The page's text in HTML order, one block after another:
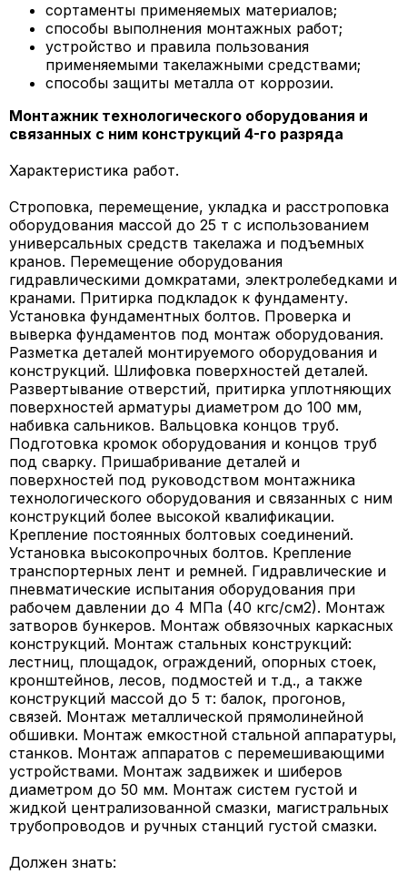
сортаменты применяемых материалов;
способы выполнения монтажных работ;
устройство и правила пользования
применяемыми такелажными средствами;
способы защиты металла от коррозии.
Монтажник технологического оборудования и
связанных с ним конструкций 4-го разряда
Характеристика работ.
Строповка, перемещение, укладка и расстроповка
оборудования массой до 25 т с использованием
универсальных средств такелажа и подъемных
кранов. Перемещение оборудования
гидравлическими домкратами, электролебедками и
кранами. Притирка подкладок к фундаменту.
Установка фундаментных болтов. Проверка и
выверка фундаментов под монтаж оборудования.
Разметка деталей монтируемого оборудования и
конструкций. Шлифовка поверхностей деталей.
Развертывание отверстий, притирка уплотняющих
поверхностей арматуры диаметром до 100 мм,
набивка сальников. Вальцовка концов труб.
Подготовка кромок оборудования и концов труб
под сварку. Пришабривание деталей и
поверхностей под руководством монтажника
технологического оборудования и связанных с ним
конструкций более высокой квалификации.
Крепление постоянных болтовых соединений.
Установка высокопрочных болтов. Крепление
транспортерных лент и ремней. Гидравлические и
пневматические испытания оборудования при
рабочем давлении до 4 МПа (40 кгс/см2). Монтаж
затворов бункеров. Монтаж обвязочных каркасных
конструкций. Монтаж стальных конструкций:
лестниц, площадок, ограждений, опорных стоек,
кронштейнов, лесов, подмостей и т.д., а также
конструкций массой до 5 т: балок, прогонов,
связей. Монтаж металлической прямолинейной
обшивки. Монтаж емкостной стальной аппаратуры,
станков. Монтаж аппаратов с перемешивающими
устройствами. Монтаж задвижек и шиберов
диаметром до 50 мм. Монтаж систем густой и
жидкой централизованной смазки, магистральных
трубопроводов и ручных станций густой смазки.
Должен знать: